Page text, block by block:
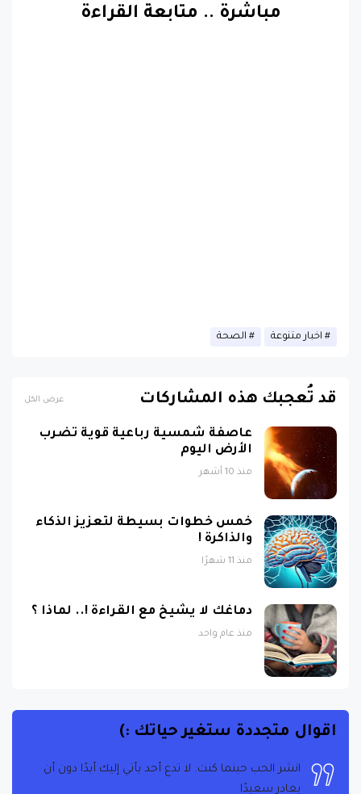
عاصفة شمسية رباعية قوية تضرب
الأرض اليوم
منذ 10 أشهر
والذاكرة !
منذ 11 شهرًا
منذ عام واحد
اقوال متجددة ستغير حياتك :)
يغادر سعيدًا